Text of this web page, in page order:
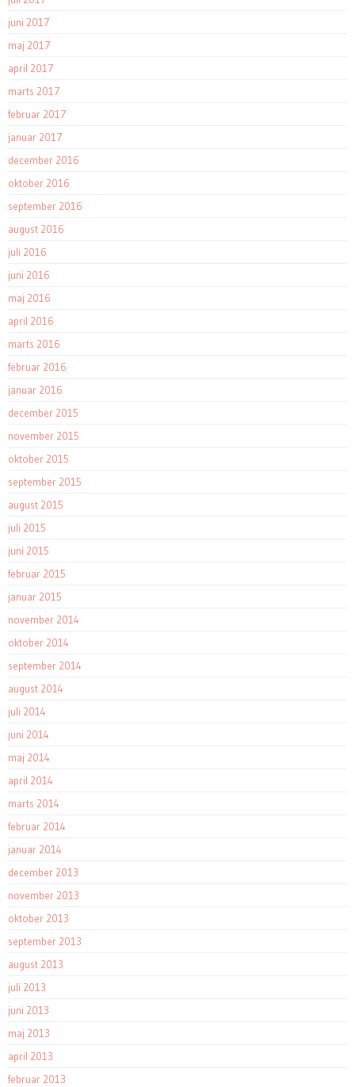
juni 2017
maj 2017
april 2017
marts 2017
februar 2017
januar 2017
december 2016
oktober 2016
september 2016
august 2016
juli 2016
juni 2016
maj 2016
april 2016
marts 2016
februar 2016
januar 2016
december 2015
november 2015
oktober 2015
september 2015
august 2015
juli 2015
juni 2015
februar 2015
januar 2015
november 2014
oktober 2014
september 2014
august 2014
juli 2014
juni 2014
maj 2014
april 2014
marts 2014
februar 2014
januar 2014
december 2013
november 2013
oktober 2013
september 2013
august 2013
juli 2013
juni 2013
maj 2013
april 2013
februar 2013